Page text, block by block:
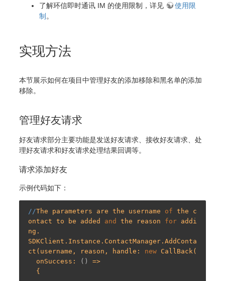
了解环信即时通讯 IM 的使用限制，详见
使用限
制 。
实现方法
本节展示如何在项目中管理好友的添加移除和黑名单的添加
移除。
管理好友请求
好友请求部分主要功能是发送好友请求、接收好友请求、处
理好友请求和好友请求处理结果回调等。
请求添加好友
示例代码如下：
//The parameters are the username of the c
ontact to be added and the reason for addi
ng.
SDKClient.Instance.ContactManager.AddConta
ct(username, reason, handle: new CallBack(
  onSuccess:
()
=>